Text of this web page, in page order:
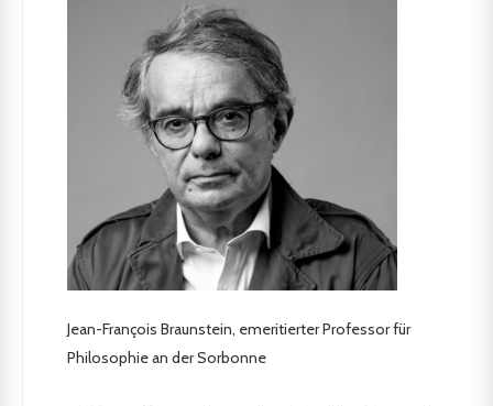
Jean-François Braunstein, emeritierter Professor für
Philosophie an der Sorbonne